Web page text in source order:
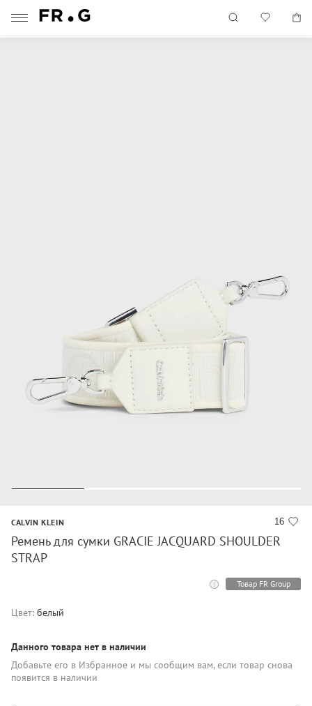
16
CALVIN KLEIN
Ремень для сумки GRACIE JACQUARD SHOULDER
STRAP
Товар FR Group
Цвет: белый
Данного товара нет в наличии
Добавьте его в Избранное и мы сообщим вам, если товар снова
появится в наличии